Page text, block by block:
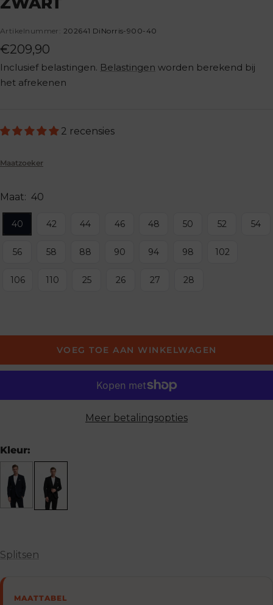
Artikelnummer: 202641 DiNorris-900-40
Aanbiedingsprijs
€209,90
Inclusief belastingen. Belastingen worden berekend bij
het afrekenen
2 recensies
Maatzoeker
Maat: 40
40 42 44 46 48 50 52 54
56 58 88 90 94 98 102
106 110 25 26 27 28
VOEG TOE AAN WINKELWAGEN
Meer betalingsopties
Kleur:
Splitsen
MAATTABEL